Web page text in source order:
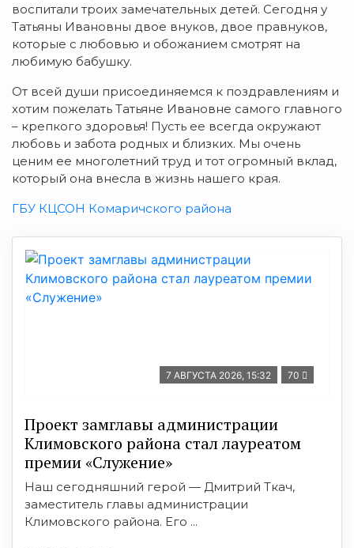
воспитали троих замечательных детей. Сегодня у
Татьяны Ивановны двое внуков, двое правнуков,
которые с любовью и обожанием смотрят на
любимую бабушку.
От всей души присоединяемся к поздравлениям и
хотим пожелать Татьяне Ивановне самого главного
– крепкого здоровья! Пусть ее всегда окружают
любовь и забота родных и близких. Мы очень
ценим ее многолетний труд и тот огромный вклад,
который она внесла в жизнь нашего края.
ГБУ КЦСОН Комаричского района
7 АВГУСТА 2026, 15:32 70
Проект замглавы администрации
Климовского района стал лауреатом
премии «Служение»
Наш сегодняшний герой — Дмитрий Ткач,
заместитель главы администрации
Климовского района. Его ...